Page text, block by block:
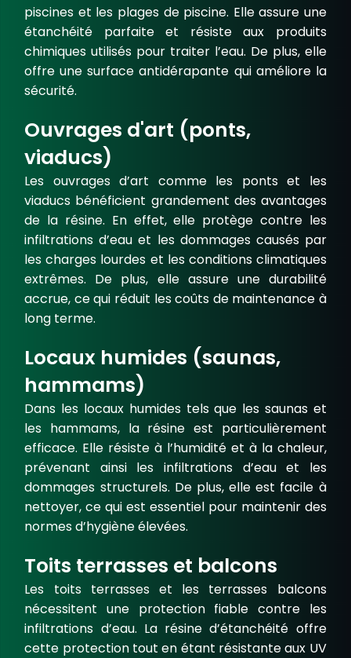
piscines et les plages de piscine. Elle assure une
étanchéité parfaiteet résiste aux produits
chimiques utilisés pour traiter l’eau. De plus, elle
offre une surface antidérapante qui améliore la
sécurité.
Ouvrages d'art (ponts,
viaducs)
Les ouvrages d’art comme les ponts et les
viaducs bénéficient grandement des avantages
de la résine. En effet, elle protège contre les
infiltrations d’eau et les dommages causés par
les charges lourdes et les conditions climatiques
extrêmes. De plus, elle assure une durabilité
accrue, ce qui réduit les coûts de maintenance à
long terme.
Locaux humides (saunas,
hammams)
Dans les locaux humidestels que les saunas et
les hammams, la résine est particulièrement
efficace. Elle résiste à l’humidité et à la chaleur,
prévenant ainsi les infiltrations d’eau et les
dommages structurels. De plus, elle est facile à
nettoyer, ce qui est essentiel pour maintenir des
normes d’hygiène élevées.
Toits terrasses et balcons
Les toits terrasseset les terrasses balcons
nécessitent une protection fiable contre les
infiltrations d’eau. La résine d’étanchéité offre
cette protection tout en étant résistante aux UV